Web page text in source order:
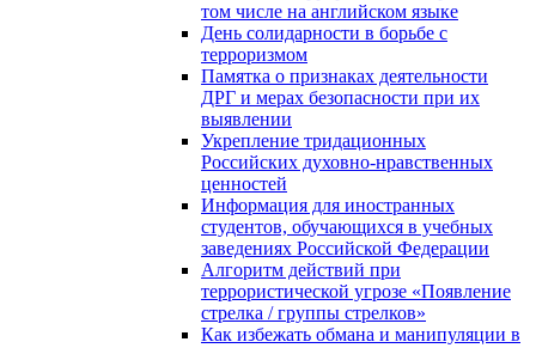
том числе на английском языке
День солидарности в борьбе с
терроризмом
Памятка о признаках деятельности
ДРГ и мерах безопасности при их
выявлении
Укрепление тридационных
Российских духовно-нравственных
ценностей
Информация для иностранных
студентов, обучающихся в учебных
заведениях Российской Федерации
Алгоритм действий при
террористической угрозе «Появление
стрелка / группы стрелков»
Как избежать обмана и манипуляции в